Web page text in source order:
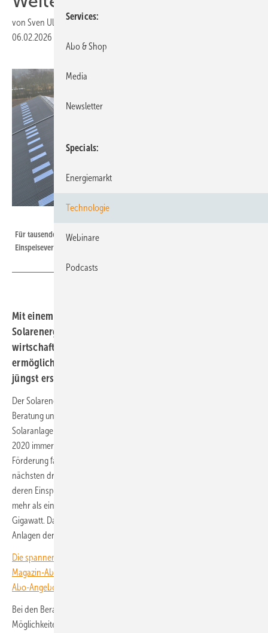
von Sven Ullrich
06.02.2026
Für tausende, teilweise sehr große Photovoltaikanlagen läuft die
Einspeisevergütung aus.
Mit einem zusätzlichen Beratungsangebot will der
Solarenergie-Förderverein Deutschland den
wirtschaftlichen Weiterbetrieb von Ü20-Anlagen
ermöglichen. Zusätzlich dazu stellt der Verein mit dem
jüngst erschienenen Solarbrief Informationen bereit.
Der Solarenergie-Förderverein Deutschland (SFV) bietet eine gezielte
Beratung und umfangreiche Informationen für Betreiber von alten
Solaranlagen. Damit reagiert der Verein auf die Tatsache, dass seit
2020 immer mehr Photovoltaikanlagen aus der 20-jährigen
Förderung fallen, aber dennoch üppig Strom liefern. Allein für die
nächsten drei Jahre rechnet der SFV mit rund 400.000 Anlagen,
deren Einspeisevergütung ausläuft. Bis 2033 steige diese Zahl auf
mehr als eine Million Anlagen mit einer Gesamtleistung von 15
Gigawatt. Damit erreicht die Leistung dieser sogenannten Ü20-
Anlagen den Wert des gesamten Solarzubaus des Jahres 2025.
Die spannendsten Artikel, Grafiken und Dossiers erhalten unsere
Magazin-Abonnent:innen. Sie haben noch kein Abo? Jetzt über alle
Abo-Angebote informieren und Wissensvorsprung sichern.
Bei den Beratungen des SFV geht es in erster Linie um die
Möglichkeiten des wirtschaftlichen Weiterbetriebs der Ü20-Anlagen.
Services
Abo & Shop
Media
Newsletter
Specials
Energiemarkt
Technologie
Webinare
Podcasts